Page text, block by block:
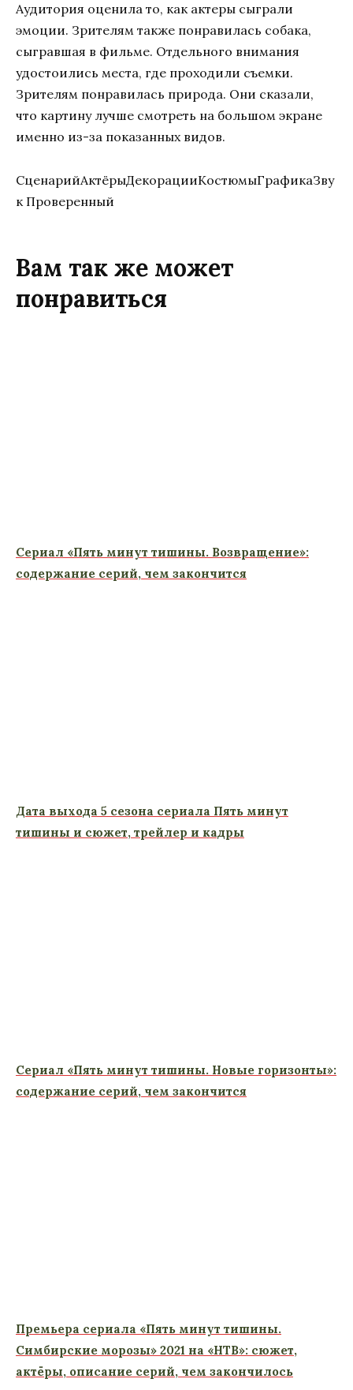
Аудитория оценила то, как актеры сыграли
эмоции. Зрителям также понравилась собака,
сыгравшая в фильме. Отдельного внимания
удостоились места, где проходили съемки.
Зрителям понравилась природа. Они сказали,
что картину лучше смотреть на большом экране
именно из-за показанных видов.
СценарийАктёрыДекорацииКостюмыГрафикаЗву
к Проверенный
Вам так же может
понравиться
Сериал «Пять минут тишины. Возвращение»:
содержание серий, чем закончится
Дата выхода 5 сезона сериала Пять минут
тишины и сюжет, трейлер и кадры
Сериал «Пять минут тишины. Новые горизонты»:
содержание серий, чем закончится
Премьера сериала «Пять минут тишины.
Симбирские морозы» 2021 на «НТВ»: сюжет,
актёры, описание серий, чем закончилось